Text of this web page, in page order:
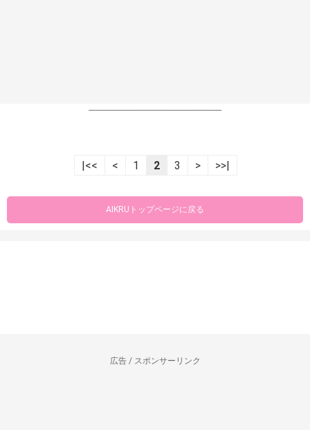
----------------------------------------------------------------
|<< < 1 2 3 > >>|
AIKRUトップページに戻る
広告 / スポンサーリンク